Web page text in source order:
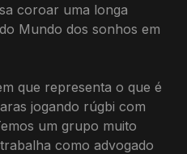
coroar uma longa
Mundo dos sonhos em
que representa o que é
jogando rúgbi com
um grupo muito
como advogado